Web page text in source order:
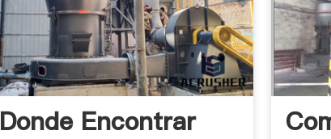
Donde Encontrar